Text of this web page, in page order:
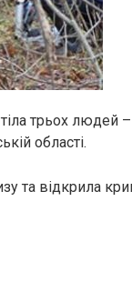
трьох людей
області.
та відкрила